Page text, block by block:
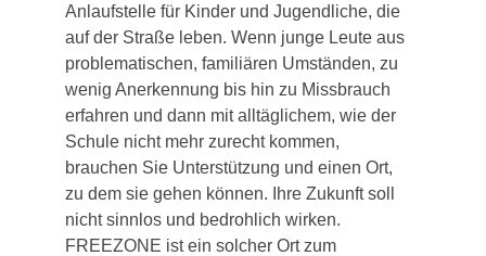
Anlaufstelle für Kinder und Jugendliche, die
auf der Straße leben. Wenn junge Leute aus
problematischen, familiären Umständen, zu
wenig Anerkennung bis hin zu Missbrauch
erfahren und dann mit alltäglichem, wie der
Schule nicht mehr zurecht kommen,
brauchen Sie Unterstützung und einen Ort,
zu dem sie gehen können. Ihre Zukunft soll
nicht sinnlos und bedrohlich wirken.
FREEZONE ist ein solcher Ort zum